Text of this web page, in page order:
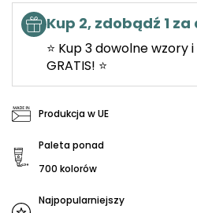
Kup 2, zdobądź 1
⭐ Kup 3 dowolne
GRATIS! ⭐
Produkcja w UE
Paleta ponad
700 kolorów
Najpopularniejszy